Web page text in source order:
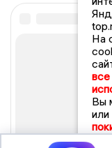
На
Вы
или